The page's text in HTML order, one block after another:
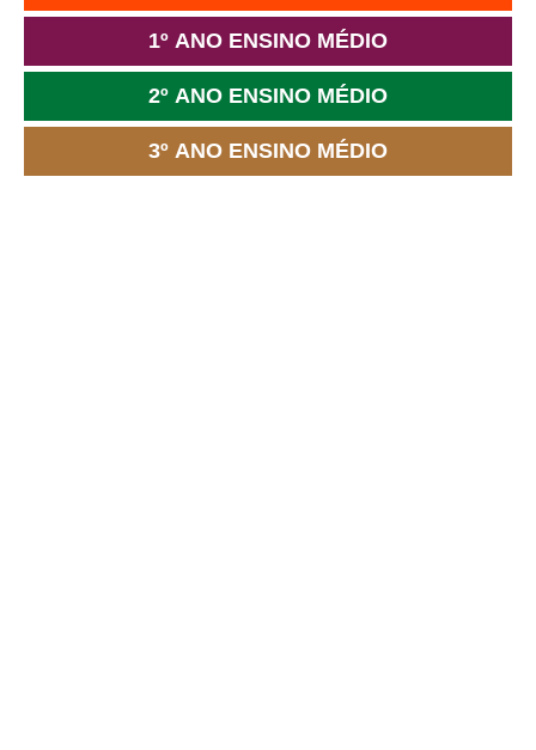
1º ANO ENSINO MÉDIO
2º ANO ENSINO MÉDIO
3º ANO ENSINO MÉDIO